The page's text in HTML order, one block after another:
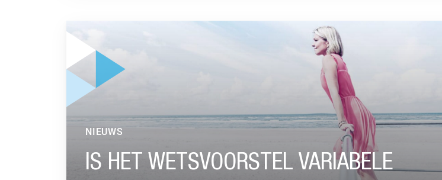
GA NAAR “IS HET WETSVOORSTEL VARIABELE UITKERING TOEKOMSTBESTENDIG?”
IS HET WETSVOORSTEL VARIABELE
NIEUWS